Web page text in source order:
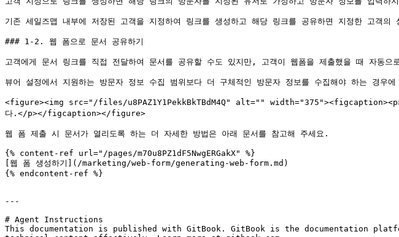
기존 세일즈맵 내부에 저장된 고객을 지정하여 링크를 생성하고 해당 링크를 공유하면 지정한 고객
### 1-2. 웹 폼으로 문서 공유하기
고객에게 문서 링크를 직접 전달하여 문서를 공유할 수도 있지만, 고객이 웹폼을 제출했을 때 자동
뷰어 설정에서 지원하는 방문자 정보 수집 범위보다 더 구체적인 방문자 정보를 수집해야 하는 경우
<figure><img src="/files/u8PAZ1Y1PekkBkTBdM4Q" alt="" width="375"><figcaption><p>문
다.</p></figcaption></figure>
웹 폼 제출 시 문서가 열리도록 하는 더 자세한 방법은 아래 문서를 참고해 주세요.
{% content-ref url="/pages/m70u8PZ1dF5NwgERGakX" %}
[웹 폼 생성하기](/marketing/web-form/generating-web-form.md)
{% endcontent-ref %}
---
# Agent Instructions
This documentation is published with GitBook. GitBook is the documentation